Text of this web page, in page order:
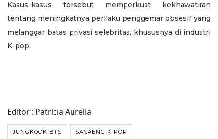
Kasus-kasus tersebut memperkuat kekhawatiran
tentang meningkatnya perilaku penggemar obsesif yang
melanggar batas privasi selebritas, khususnya di industri
K-pop.
Editor : Patricia Aurelia
JUNGKOOK BTS SASAENG K-POP